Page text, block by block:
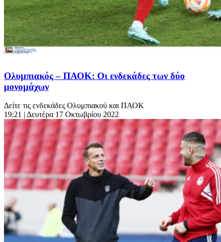
Ολυμπιακός – ΠΑΟΚ: Οι ενδεκάδες των δύο
μονομάχων
Δείτε τις ενδεκάδες Ολυμπιακού και ΠΑΟΚ
19:21 | Δευτέρα 17 Οκτωβρίου 2022